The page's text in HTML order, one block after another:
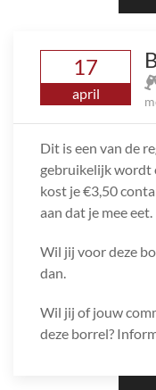
17
april
Dit is een van de
gebruikelijk wordt
kost je €3,50
aan dat je mee eet.
Wil jij voor deze
dan.
Wil jij of jouw
deze borrel?